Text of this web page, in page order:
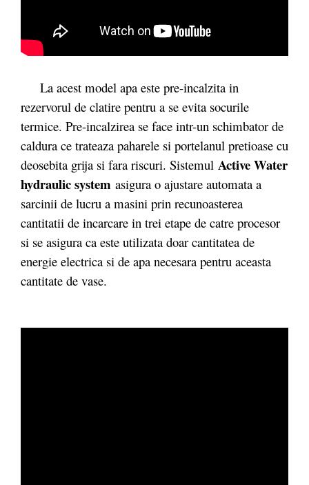
La acest model apa este pre-incalzita in
rezervorul de clatire pentru a se evita socurile
termice. Pre-incalzirea se face intr-un schimbator de
caldura ce trateaza paharele si portelanul pretioase cu
deosebita grija si fara riscuri. Sistemul Active Water
hydraulic system asigura o ajustare automata a
sarcinii de lucru a masini prin recunoasterea
cantitatii de incarcare in trei etape de catre procesor
si se asigura ca este utilizata doar cantitatea de
energie electrica si de apa necesara pentru aceasta
cantitate de vase.